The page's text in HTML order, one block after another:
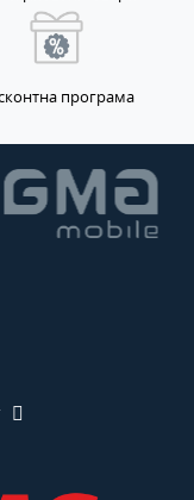
програма